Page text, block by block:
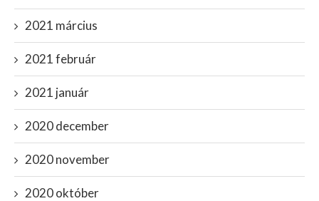
2021 március
2021 február
2021 január
2020 december
2020 november
2020 október